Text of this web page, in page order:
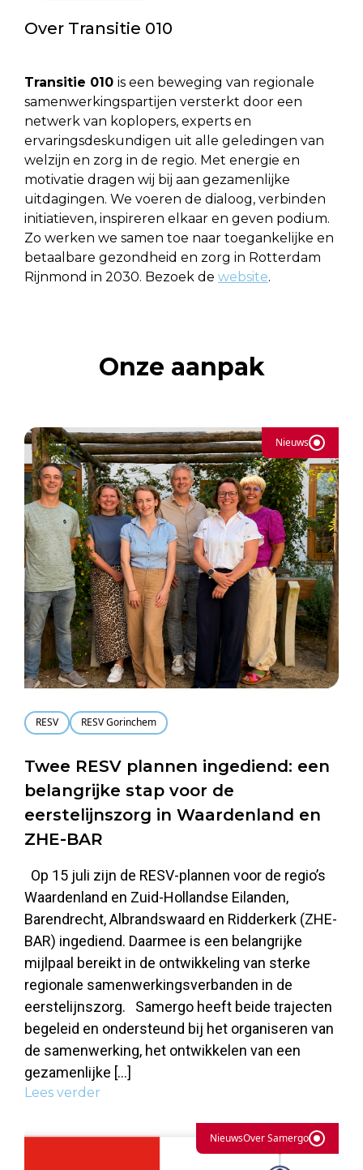
Over Transitie 010
Transitie 010 is een beweging van regionale
samenwerkingspartijen versterkt door een
netwerk van koplopers, experts en
ervaringsdeskundigen uit alle geledingen van
welzijn en zorg in de regio. Met energie en
motivatie dragen wij bij aan gezamenlijke
uitdagingen. We voeren de dialoog, verbinden
initiatieven, inspireren elkaar en geven podium.
Zo werken we samen toe naar toegankelijke en
betaalbare gezondheid en zorg in Rotterdam
Rijnmond in 2030. Bezoek de website.
Onze aanpak
Nieuws
RESV RESV Gorinchem
Twee RESV plannen ingediend: een
belangrijke stap voor de
eerstelijnszorg in Waardenland en
ZHE-BAR
Op 15 juli zijn de RESV-plannen voor de regio’s
Waardenland en Zuid-Hollandse Eilanden,
Barendrecht, Albrandswaard en Ridderkerk (ZHE-
BAR) ingediend. Daarmee is een belangrijke
mijlpaal bereikt in de ontwikkeling van sterke
regionale samenwerkingsverbanden in de
eerstelijnszorg. Samergo heeft beide trajecten
begeleid en ondersteund bij het organiseren van
de samenwerking, het ontwikkelen van een
gezamenlijke […]
Lees verder
NieuwsOver Samergo